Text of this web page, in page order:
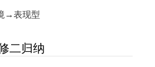
→表现型
二归纳